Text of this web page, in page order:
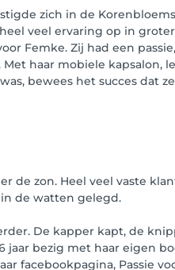
zich in de
veel ervaring op in
Femke. Zij had een
haar mobiele kapsalon,
bewees het succes dat
de zon. Heel veel vaste
de watten gelegd.
De kapper kapt, de
jaar bezig met haar eigen
facebookpagina, Passie